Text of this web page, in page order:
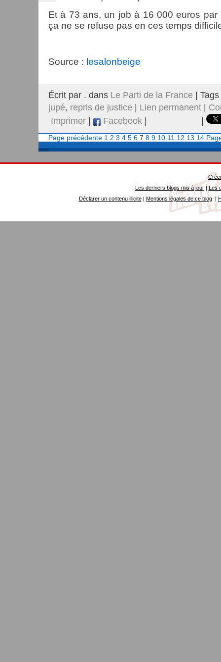
Et à 73 ans, un job à 16 000 euros par
ça ne se refuse pas en ces temps
Source : lesalonbeige
Écrit par . dans Le Parti de la France |
jupé, repris de justice | Lien permanent |
Imprimer | Facebook | |
Page précédente 1 2 3 4 5 6 7 8 9 10 11 12 13 14
Les derniers blogs mis à jour| Les
Déclarer un contenu illicite| Mentions légales de ce blog|